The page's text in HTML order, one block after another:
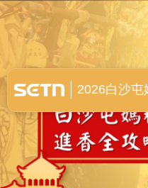
白沙屯媽祖進
2026白沙屯